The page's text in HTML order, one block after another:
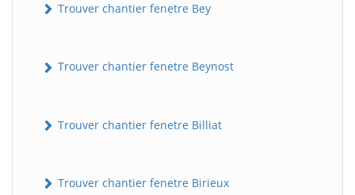
Trouver chantier fenetre Bey
Trouver chantier fenetre Beynost
Trouver chantier fenetre Billiat
Trouver chantier fenetre Birieux